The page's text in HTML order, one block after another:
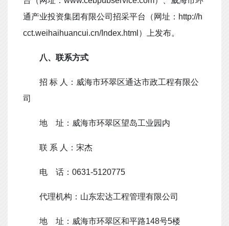
通产业投资集团有限公司招采平台（网址： http://h
cct.weihaihuancui.cn/Index.html ）上发布。
八、联系方式
招 标 人： 威海市环翠区通达市政工程有限公
司
地 址：威海市环翠区望岛工业园内
联 系 人：宋杰
电 话： 0631-5120775
代理机构：山东宏达工程管理有限公司
地 址：威海市环翠区和平路148号5楼